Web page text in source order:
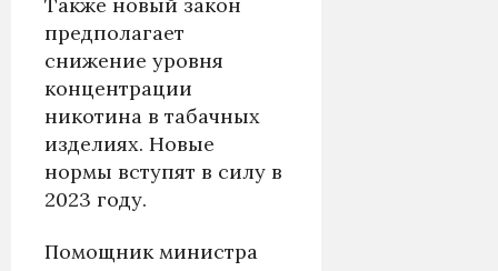
Также новый закон
предполагает
снижение уровня
концентрации
никотина в табачных
изделиях. Новые
нормы вступят в силу в
2023 году.
Помощник министра